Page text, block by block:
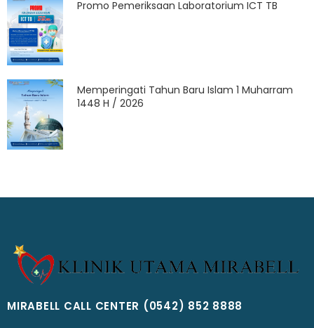
Promo Pemeriksaan Laboratorium ICT TB
Memperingati Tahun Baru Islam 1 Muharram
1448 H / 2026
MIRABELL CALL CENTER (0542) 852 8888